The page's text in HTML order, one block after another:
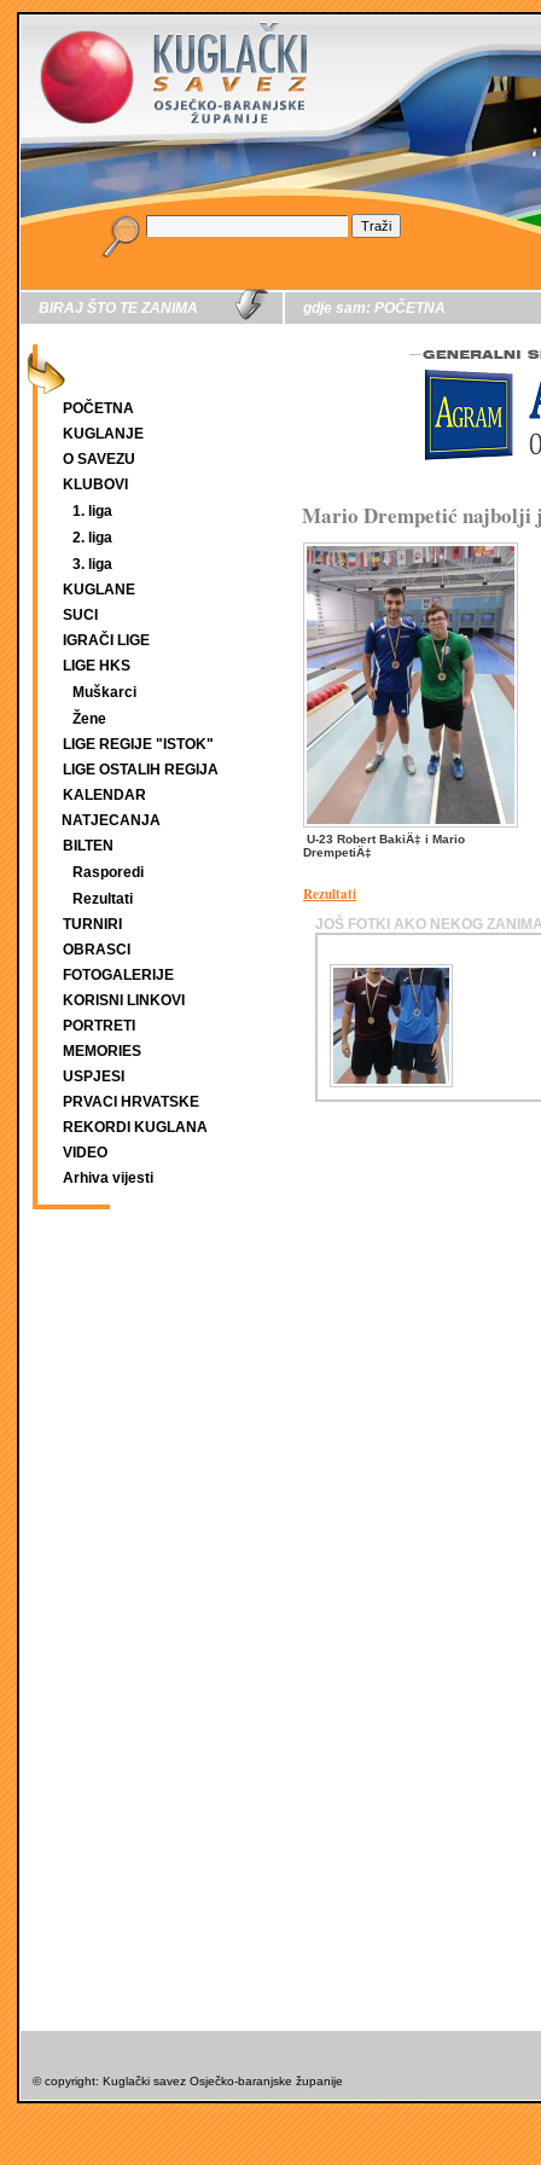
BIRAJ ŠTO TE ZANIMA
POČETNA
KUGLANJE
O SAVEZU
KLUBOVI
1. liga
2. liga
3. liga
KUGLANE
SUCI
IGRAČI LIGE
LIGE HKS
Muškarci
Žene
LIGE REGIJE "ISTOK"
LIGE OSTALIH REGIJA
KALENDAR
NATJECANJA
BILTEN
Rasporedi
Rezultati
TURNIRI
OBRASCI
FOTOGALERIJE
KORISNI LINKOVI
PORTRETI
MEMORIES
USPJESI
PRVACI HRVATSKE
REKORDI KUGLANA
VIDEO
Arhiva vijesti
gdje sam: POČETNA
Mario Drempetić najbolji
U-23 Robert BakiÄ‡ i Mario
DrempetiÄ‡
Rezultati
JOŠ FOTKI AKO NEKOG
© copyright: Kuglački savez Osječko-baranjske županije